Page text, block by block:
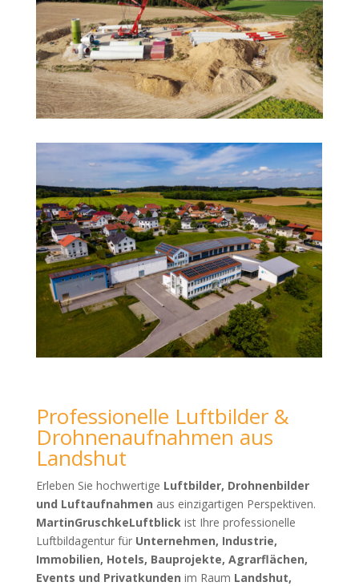
Professionelle Luftbilder &
Drohnenaufnahmen aus
Landshut
Erleben Sie hochwertige Luftbilder, Drohnenbilder
und Luftaufnahmen aus einzigartigen Perspektiven.
MartinGruschkeLuftblickist Ihre professionelle
Luftbildagentur für Unternehmen, Industrie,
Immobilien, Hotels, Bauprojekte, Agrarflächen,
Events und Privatkunden im Raum Landshut,